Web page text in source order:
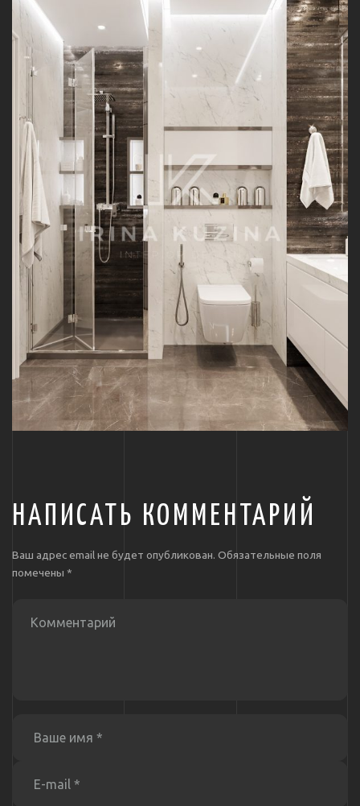
НАПИСАТЬ КОММЕНТАРИЙ
Ваш адрес email не будет опубликован. Обязательные поля
помечены *